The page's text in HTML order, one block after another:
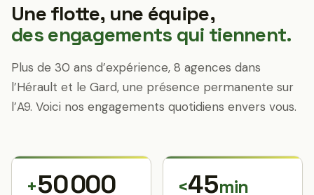
Une flotte, une équipe,
des engagements qui tiennent.
Plus de 30 ans d’expérience, 8 agences dans
l’Hérault et le Gard, une présence permanente sur
l’A9. Voici nos engagements quotidiens envers vous.
+50 000 <45min